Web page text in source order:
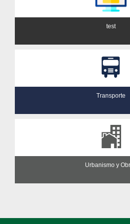
test
Transporte
Urbanismo y